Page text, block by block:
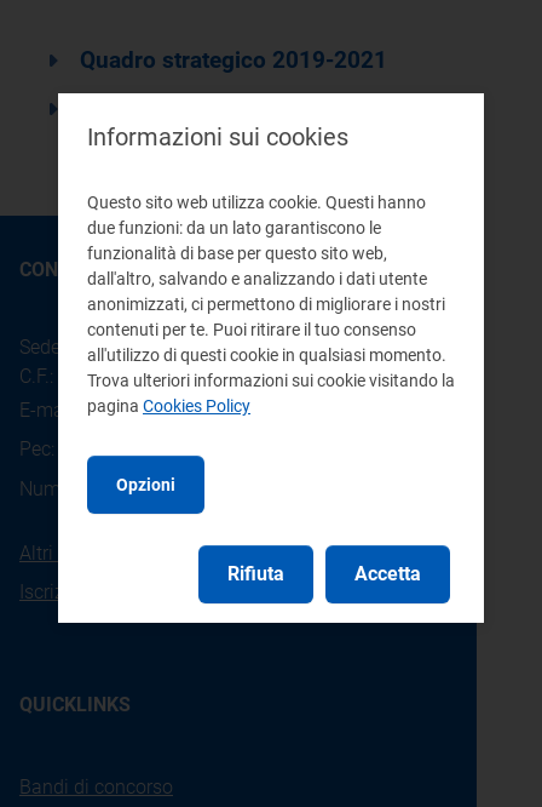
Quadro strategico 2019-2021
CONTATTI
Sede legale: Piazza Cavour 5 - 20121 - Milano
C.F.: 97190020152
E-mail:info@arera.it
Pec:
Numero verde consumatori:
Altri contatti
Iscrizione alla newsletter
QUICKLINKS
Bandi di concorso
Informazioni sui cookies
Questo sito web utilizza cookie. Questi hanno
due funzioni: da un lato garantiscono le
funzionalità di base per questo sito web,
dall'altro, salvando e analizzando i dati utente
anonimizzati, ci permettono di migliorare i nostri
contenuti per te. Puoi ritirare il tuo consenso
all'utilizzo di questi cookie in qualsiasi momento.
Trova ulteriori informazioni sui cookie visitando la
pagina Cookies Policy
Opzioni
Rifiuta Accetta